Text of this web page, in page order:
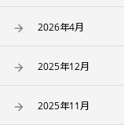
2026年4月
2025年12月
2025年11月